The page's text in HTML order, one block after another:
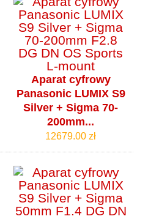
Aparat cyfrowy
Panasonic LUMIX S9
Silver + Sigma 70-
200mm...
12679.00 zł